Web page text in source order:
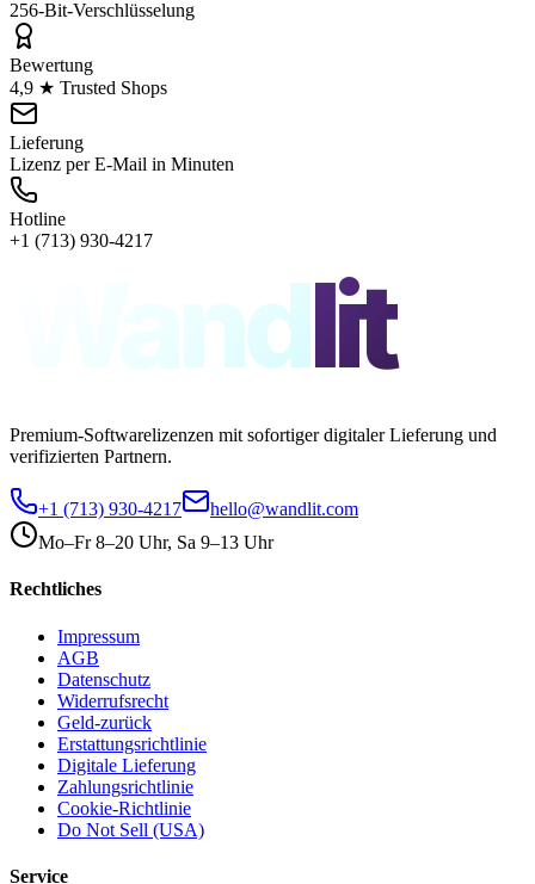
256-Bit-Verschlüsselung
Bewertung
4,9 ★ Trusted Shops
Lieferung
Lizenz per E-Mail in Minuten
Hotline
+1 (713) 930-4217
Wandlit
Premium-Softwarelizenzen mit sofortiger digitaler Lieferung und
verifizierten Partnern.
+1 (713) 930-4217
hello@wandlit.com
Mo–Fr 8–20 Uhr, Sa 9–13 Uhr
Rechtliches
Impressum
AGB
Datenschutz
Widerrufsrecht
Geld-zurück
Erstattungsrichtlinie
Digitale Lieferung
Zahlungsrichtlinie
Cookie-Richtlinie
Do Not Sell (USA)
Service